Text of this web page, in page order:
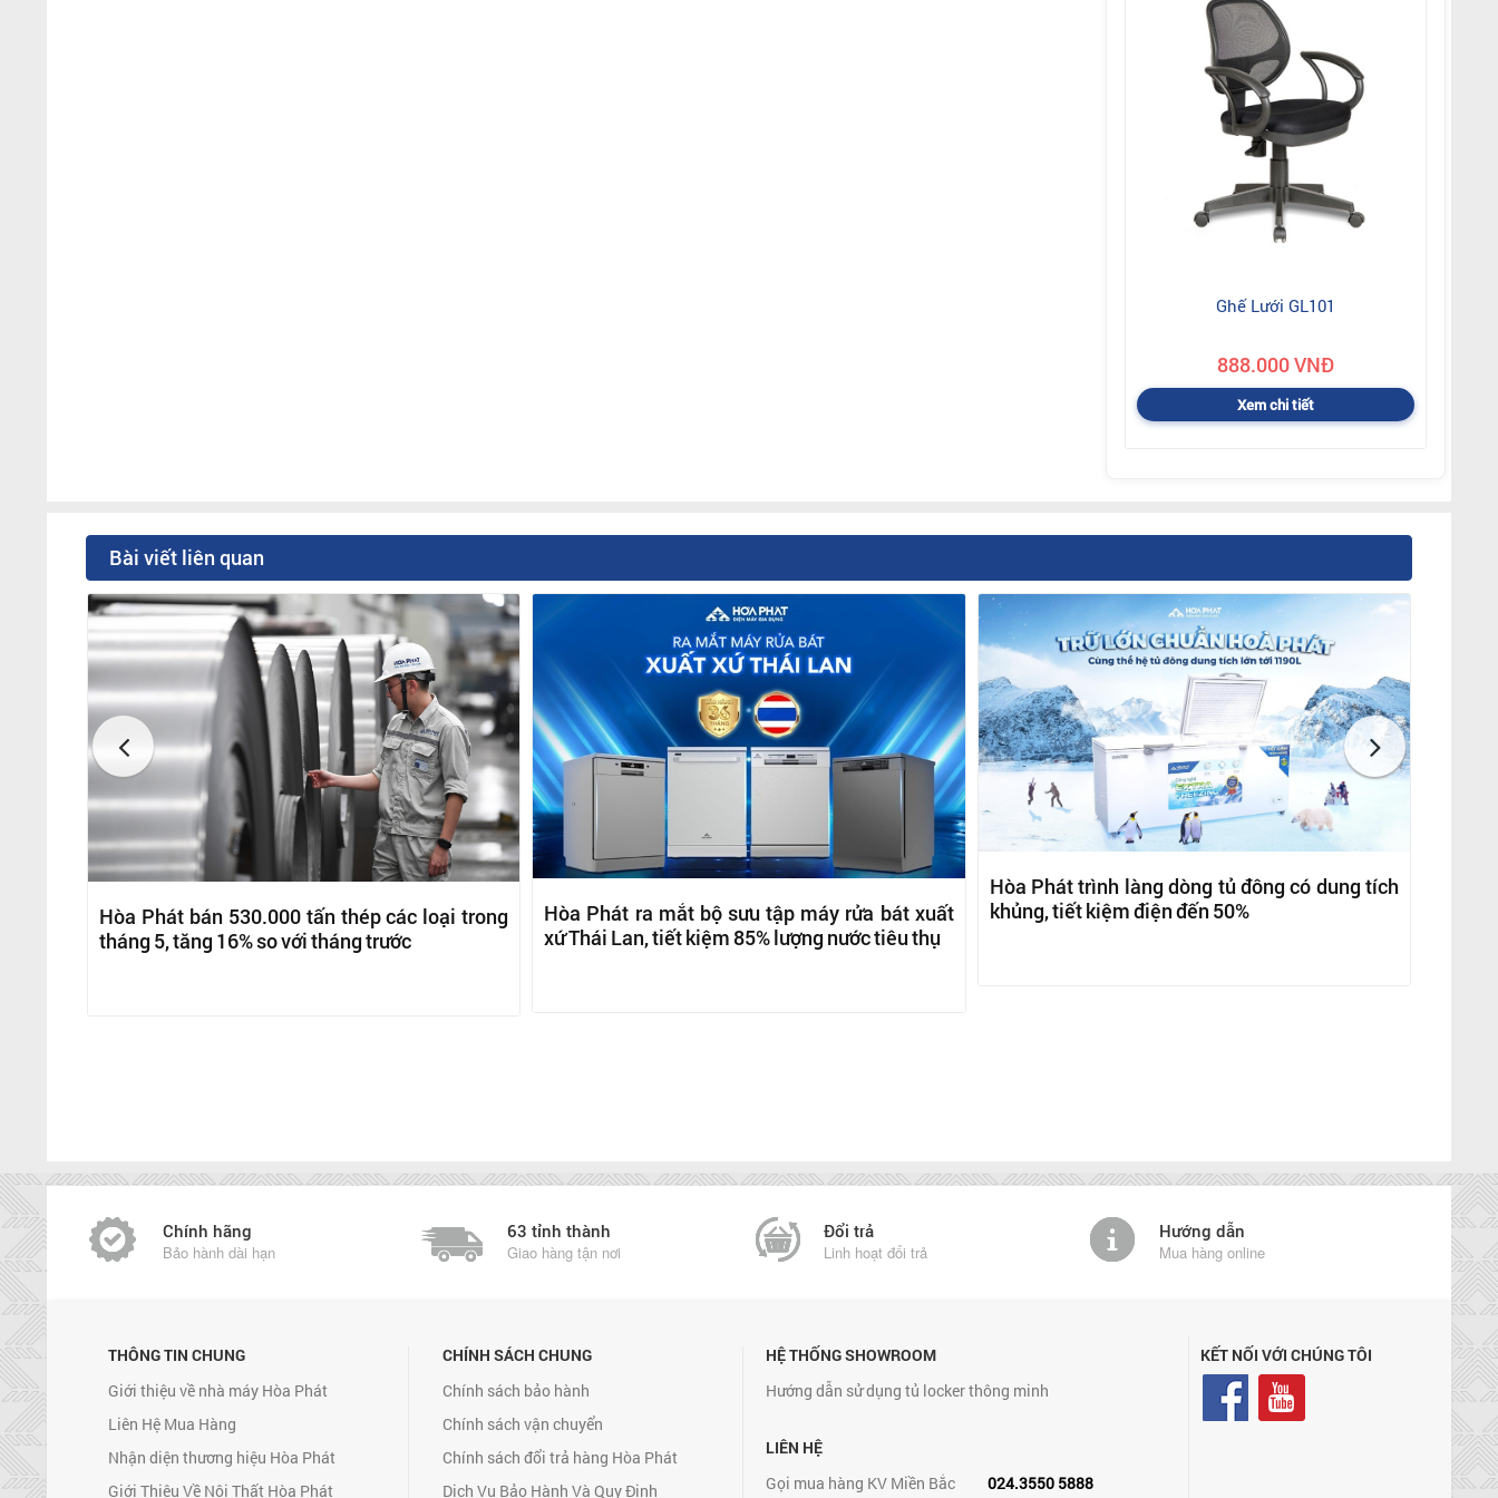
Ghế Lưới GL101
888.000 VNĐ
Xem chi tiết
Bài viết liên quan
Hòa Phát bán 530.000 tấn thép các loại trong
tháng 5, tăng 16% so với tháng trước
Hòa Phát ra mắt bộ sưu tập máy rửa bát xuất
xứ Thái Lan, tiết kiệm 85% lượng nước tiêu thụ
Hòa Phát trình làng dòng tủ đông có dung tích
khủng, tiết kiệm điện đến 50%
Chính hãng
Bảo hành dài hạn
63 tỉnh thành
Giao hàng tận nơi
Đổi trả
Linh hoạt đổi trả
Hướng dẫn
Mua hàng online
THÔNG TIN CHUNG
Giới thiệu về nhà máy Hòa Phát
Liên Hệ Mua Hàng
Nhận diện thương hiệu Hòa Phát
Giới Thiệu Về Nội Thất Hòa Phát
CHÍNH SÁCH CHUNG
Chính sách bảo hành
Chính sách vận chuyển
Chính sách đổi trả hàng Hòa Phát
Dịch Vụ Bảo Hành Và Quy Định
HỆ THỐNG SHOWROOM
Hướng dẫn sử dụng tủ locker thông minh
LIÊN HỆ
Gọi mua hàng KV Miền Bắc
024.3550 5888
KẾT NỐI VỚI CHÚNG TÔI